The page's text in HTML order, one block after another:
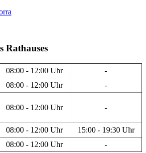
Rathauses
08:00 - 12:00 Uhr
-
08:00 - 12:00 Uhr -
08:00 - 12:00 Uhr -
08:00 - 12:00 Uhr
15:00 - 19:30 Uhr
08:00 - 12:00 Uhr -